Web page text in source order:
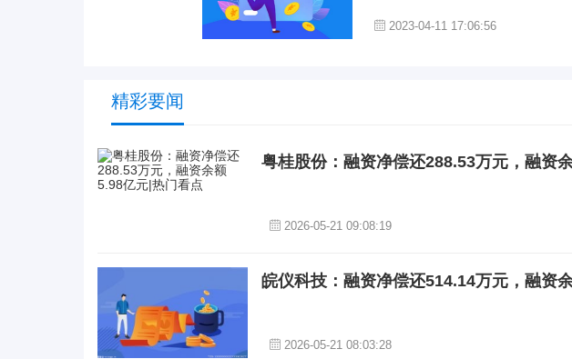
2023-04-11 17:06:56
精彩要闻
粤桂股份：融资净偿还288.53万元，融资
2026-05-21 09:08:19
皖仪科技：融资净偿还514.14万元，融资
2026-05-21 08:03:28